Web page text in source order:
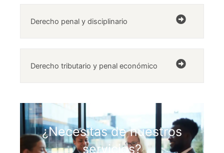
Derecho penal y disciplinario
Derecho tributario y penal económico
¿Necesitas de nuestros
servicios?